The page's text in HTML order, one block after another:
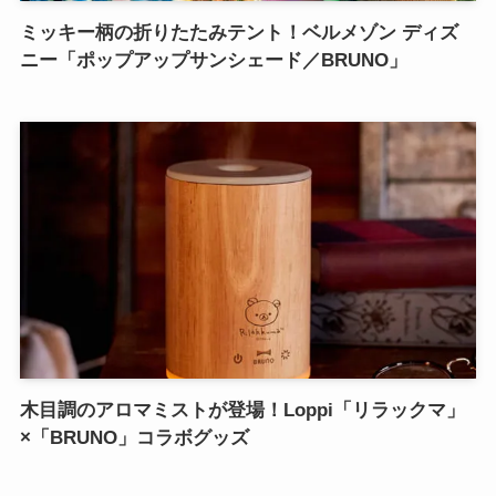
ミッキー柄の折りたたみテント！ベルメゾン ディズ
ニー「ポップアップサンシェード／BRUNO」
木目調のアロマミストが登場！Loppi「リラックマ」
×「BRUNO」コラボグッズ